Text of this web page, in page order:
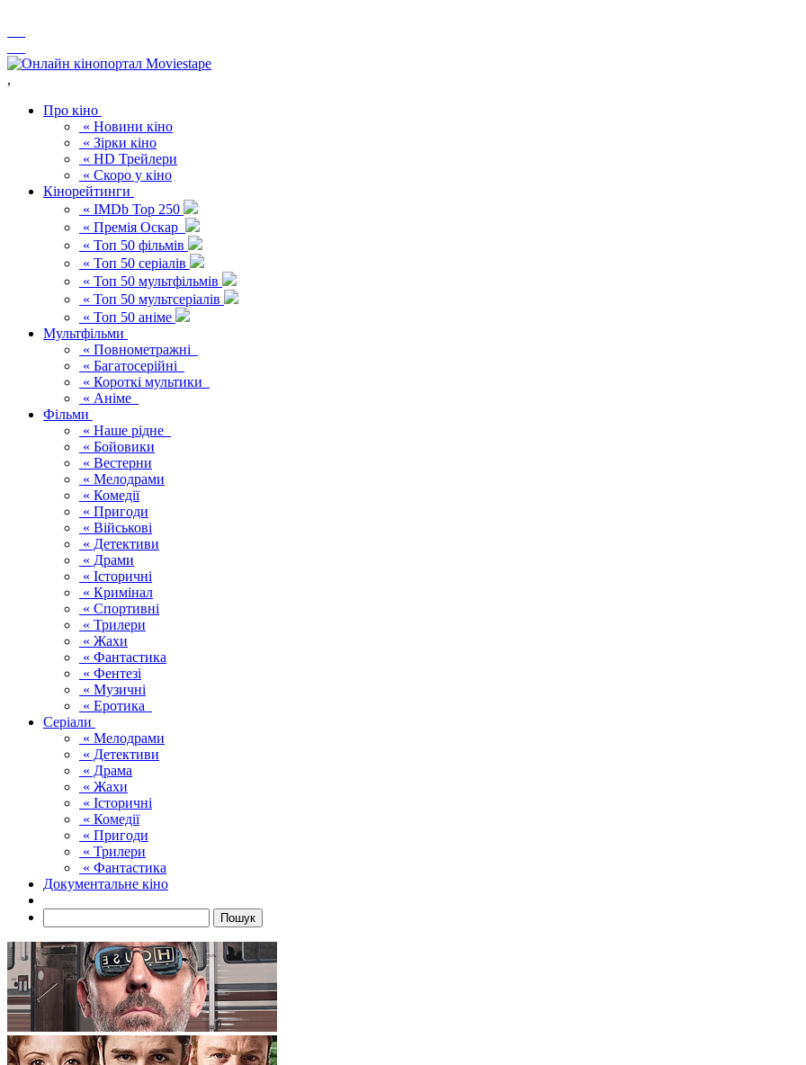
,
Про кіно
« Новини кіно
« Зірки кіно
« HD Трейлери
« Скоро у кіно
Кінорейтинги
« IMDb Top 250
« Премія Оскар
« Топ 50 фільмів
« Топ 50 серіалів
« Топ 50 мультфільмів
« Топ 50 мультсеріалів
« Топ 50 аніме
Мультфільми
« Повнометражні
« Багатосерійні
« Короткі мультики
« Аніме
Фільми
« Наше рідне
« Бойовики
« Вестерни
« Мелодрами
« Комедії
« Пригоди
« Військові
« Детективи
« Драми
« Історичні
« Кримінал
« Спортивні
« Трилери
« Жахи
« Фантастика
« Фентезі
« Музичні
« Еротика
Серіали
« Мелодрами
« Детективи
« Драма
« Жахи
« Історичні
« Комедії
« Пригоди
« Трилери
« Фантастика
Документальне кіно
Пошук